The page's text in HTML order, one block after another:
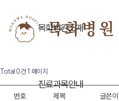
목화병원소개
진료과목안내
Total 0건1 페이지
번호 제목 글쓴이